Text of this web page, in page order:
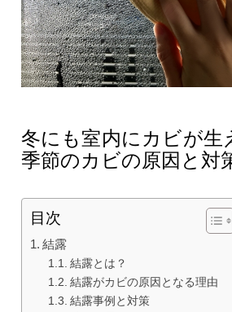
冬にも室内にカビが生
季節のカビの原因と対
目次
結露
結露とは？
結露がカビの原因となる理由
結露事例と対策